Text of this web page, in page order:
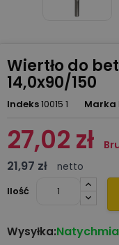
Wiertło do
14,0x90/150
Indeks10015 1 Marka
27,02 zł
21,97 zł
netto
Ilość
Wysyłka: